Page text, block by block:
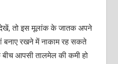
तो इस मूलांक के जातक अपने
बनाए रखने में नाकाम रह सकते
आपसी तालमेल की कमी हो